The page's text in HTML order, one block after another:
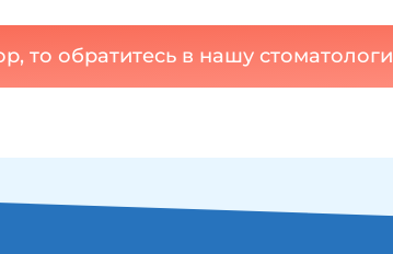
то обратитесь в нашу